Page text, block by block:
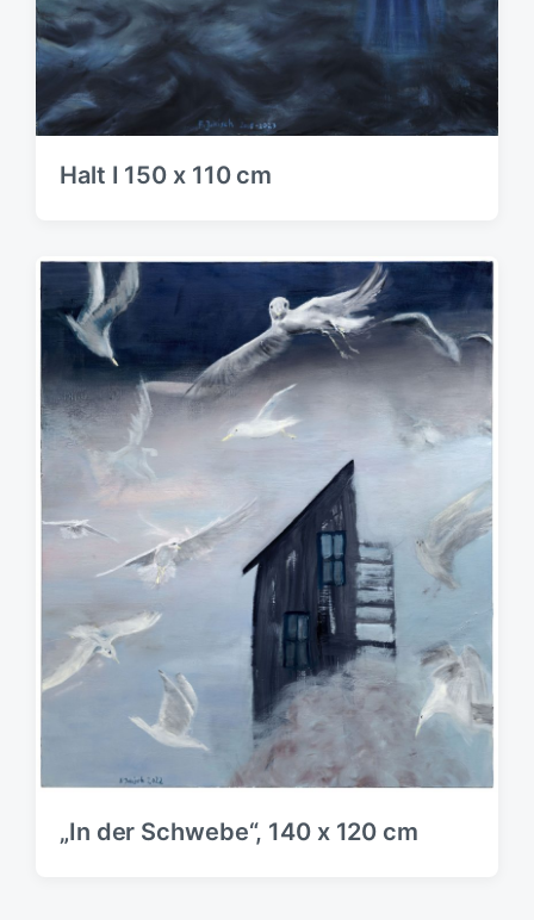
Halt I 150 x 110 cm
„In der Schwebe“, 140 x 120 cm